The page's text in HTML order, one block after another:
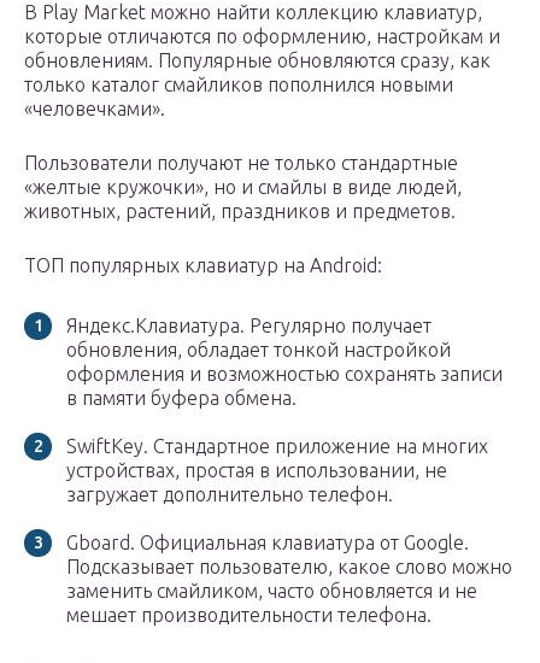
В Play Market можно найти коллекцию клавиатур,
которые отличаются по оформлению, настройкам и
обновлениям. Популярные обновляются сразу, как
только каталог смайликов пополнился новыми
«человечками».
Пользователи получают не только стандартные
«желтые кружочки», но и смайлы в виде людей,
животных, растений, праздников и предметов.
ТОП популярных клавиатур на Android:
Яндекс.Клавиатура. Регулярно получает
обновления, обладает тонкой настройкой
оформления и возможностью сохранять записи
в памяти буфера обмена.
SwiftKey. Стандартное приложение на многих
устройствах, простая в использовании, не
загружает дополнительно телефон.
Gboard. Официальная клавиатура от Google.
Подсказывает пользователю, какое слово можно
заменить смайликом, часто обновляется и не
мешает производительности телефона.